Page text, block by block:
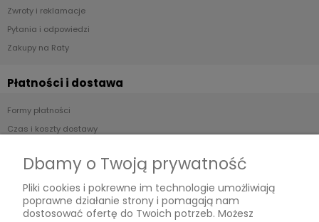
Zwroty i reklamacje
Pytania i odpowiedzi
Zakupy na Raty
Płatności i dostawa
Formy płatności
Czas i koszty dostawy
Informacje
Regulamin
Dbamy o Twoją prywatność
Pliki cookies i pokrewne im technologie umożliwiają
poprawne działanie strony i pomagają nam
dostosować ofertę do Twoich potrzeb. Możesz